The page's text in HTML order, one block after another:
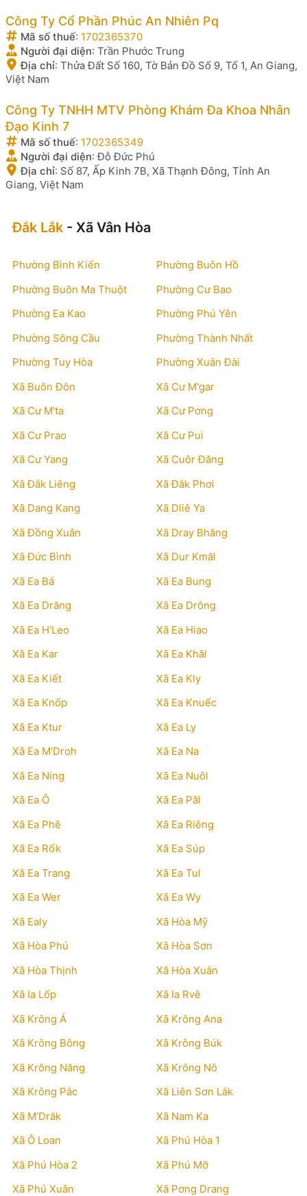
Công Ty Cổ Phần Phúc An Nhiên Pq
Mã số thuế: 1702365370
Người đại diện: Trần Phước Trung
Địa chỉ: Thửa Đất Số 160, Tờ Bản Đồ Số 9, Tổ 1, An Giang,
Việt Nam
Công Ty TNHH MTV Phòng Khám Đa Khoa Nhân
Đạo Kinh 7
Mã số thuế: 1702365349
Người đại diện:Đỗ Đức Phú
Địa chỉ: Số 87, Ấp Kinh 7B, Xã Thạnh Đông, Tỉnh An
Giang, Việt Nam
Đắk Lắk - Xã Vân Hòa
Phường Bình Kiến
Phường Buôn Hồ
Phường Buôn Ma Thuột
Phường Cư Bao
Phường Ea Kao
Phường Phú Yên
Phường Sông Cầu
Phường Thành Nhất
Phường Tuy Hòa
Phường Xuân Đài
Xã Buôn Đôn
Xã Cư M'gar
Xã Cư M'ta
Xã Cư Pơng
Xã Cư Prao
Xã Cư Pui
Xã Cư Yang
Xã Cuôr Đăng
Xã Đắk Liêng
Xã Đắk Phơi
Xã Dang Kang
Xã Dliê Ya
Xã Đồng Xuân
Xã Dray Bhăng
Xã Đức Bình
Xã Dur Kmăl
Xã Ea Bá
Xã Ea Bung
Xã Ea Drăng
Xã Ea Drông
Xã Ea H'Leo
Xã Ea Hiao
Xã Ea Kar
Xã Ea Khăl
Xã Ea Kiết
Xã Ea Kly
Xã Ea Knốp
Xã Ea Knuếc
Xã Ea Ktur
Xã Ea Ly
Xã Ea M'Droh
Xã Ea Na
Xã Ea Ning
Xã Ea Nuôl
Xã Ea Ô
Xã Ea Păl
Xã Ea Phê
Xã Ea Riêng
Xã Ea Rốk
Xã Ea Súp
Xã Ea Trang
Xã Ea Tul
Xã Ea Wer
Xã Ea Wy
Xã Ealy
Xã Hòa Mỹ
Xã Hòa Phú
Xã Hòa Sơn
Xã Hòa Thịnh
Xã Hòa Xuân
Xã Ia Lốp
Xã Ia Rvê
Xã Krông Á
Xã Krông Ana
Xã Krông Bông
Xã Krông Búk
Xã Krông Năng
Xã Krông Nô
Xã Krông Pắc
Xã Liên Sơn Lắk
Xã M’Drắk
Xã Nam Ka
Xã Ô Loan
Xã Phú Hòa 1
Xã Phú Hòa 2
Xã Phú Mỡ
Xã Phú Xuân
Xã Pơng Drang